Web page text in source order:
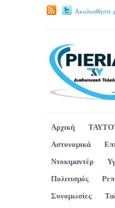
Ακολουθήστε
Αρχική
Αστυνομικά
Ντοκιμαντέρ
Πολιτισμός
Συνομωσίες